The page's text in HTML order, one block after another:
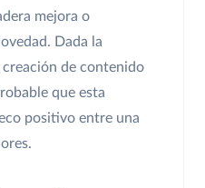
mejora o
Dada la
de contenido
que esta
positivo entre una